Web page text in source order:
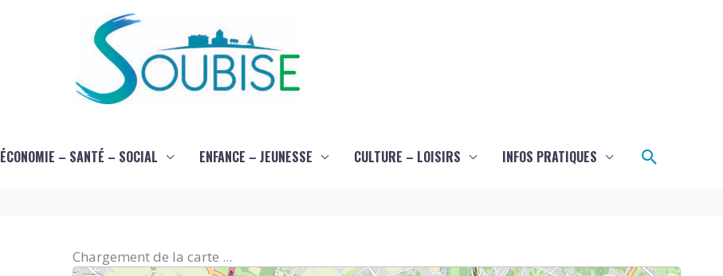
ÉCONOMIE – SANTÉ – SOCIAL ENFANCE – JEUNESSE CULTURE – LOISIRS INFOS PRATIQUES
Chargement de la carte ...